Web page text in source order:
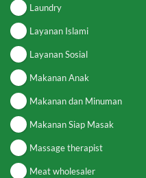
Laundry
Layanan Islami
Layanan Sosial
Makanan Anak
Makanan dan Minuman
Makanan Siap Masak
Massage therapist
Meat wholesaler